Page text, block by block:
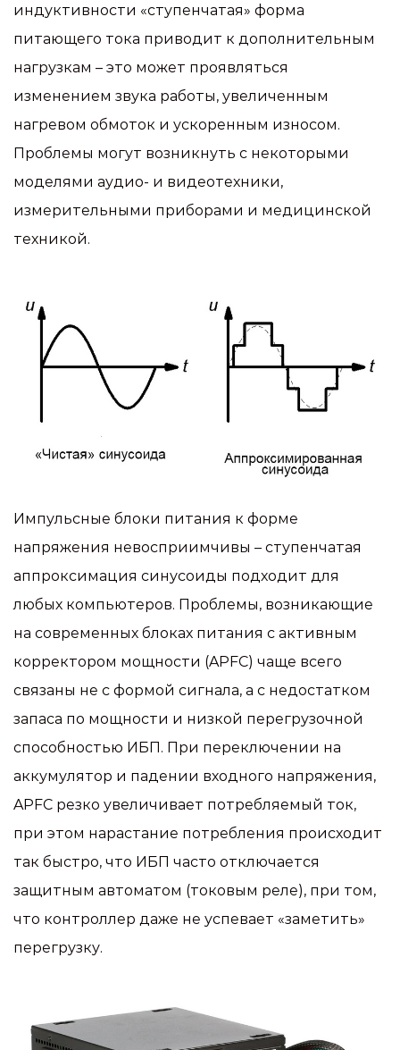
индуктивности «ступенчатая» форма
питающего тока приводит к дополнительным
нагрузкам – это может проявляться
изменением звука работы, увеличенным
нагревом обмоток и ускоренным износом.
Проблемы могут возникнуть с некоторыми
моделями аудио- и видеотехники,
измерительными приборами и медицинской
техникой.
Импульсные блоки питания к форме
напряжения невосприимчивы – ступенчатая
аппроксимация синусоиды подходит для
любых компьютеров. Проблемы, возникающие
на современных блоках питания с активным
корректором мощности (APFC) чаще всего
связаны не с формой сигнала, а с недостатком
запаса по мощности и низкой перегрузочной
способностью ИБП. При переключении на
аккумулятор и падении входного напряжения,
APFC резко увеличивает потребляемый ток,
при этом нарастание потребления происходит
так быстро, что ИБП часто отключается
защитным автоматом (токовым реле), при том,
что контроллер даже не успевает «заметить»
перегрузку.